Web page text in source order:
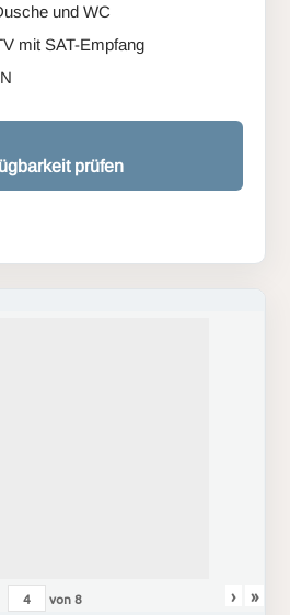
und WC
mit SAT-Empfang
prüfen
von8 › »